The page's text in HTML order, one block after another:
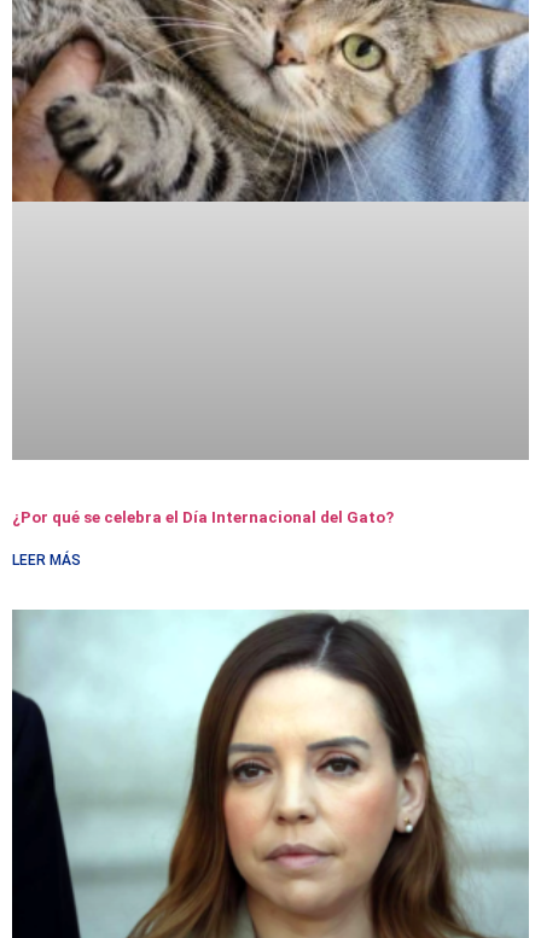
¿Por qué se celebra el Día Internacional del Gato?
LEER MÁS